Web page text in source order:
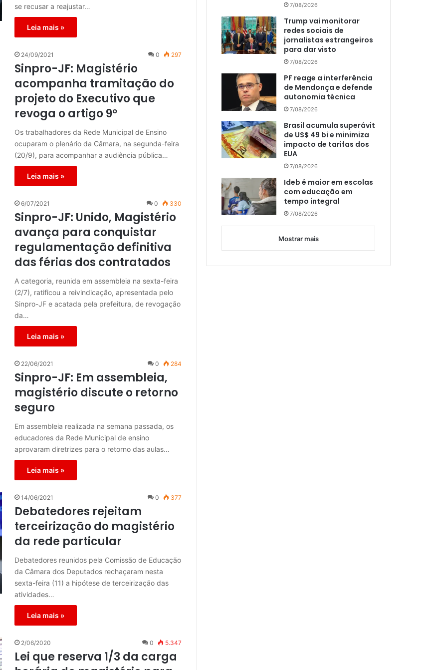
se recusar a reajustar…
Leia mais »
24/09/2021 0 297
Sinpro-JF: Magistério
acompanha tramitação do
projeto do Executivo que
revoga o artigo 9º
Os trabalhadores da Rede Municipal de Ensino
ocuparam o plenário da Câmara, na segunda-feira
(20/9), para acompanhar a audiência pública…
Leia mais »
6/07/2021 0 330
Sinpro-JF: Unido, Magistério
avança para conquistar
regulamentação definitiva
das férias dos contratados
A categoria, reunida em assembleia na sexta-feira
(2/7), ratificou a reivindicação, apresentada pelo
Sinpro-JF e acatada pela prefeitura, de revogação
da…
Leia mais »
22/06/2021 0 284
Sinpro-JF: Em assembleia,
magistério discute o retorno
seguro
Em assembleia realizada na semana passada, os
educadores da Rede Municipal de ensino
aprovaram diretrizes para o retorno das aulas…
Leia mais »
14/06/2021 0 377
Debatedores rejeitam
terceirização do magistério
da rede particular
Debatedores reunidos pela Comissão de Educação
da Câmara dos Deputados rechaçaram nesta
sexta-feira (11) a hipótese de terceirização das
atividades…
Leia mais »
2/06/2020 0 5.347
Lei que reserva 1/3 da carga
7/08/2026
Trump vai monitorar
redes sociais de
jornalistas estrangeiros
para dar visto
7/08/2026
PF reage a interferência
de Mendonça e defende
autonomia técnica
7/08/2026
Brasil acumula superávit
de US$ 49 bi e minimiza
impacto de tarifas dos
EUA
7/08/2026
Ideb é maior em escolas
com educação em
tempo integral
7/08/2026
Mostrar mais